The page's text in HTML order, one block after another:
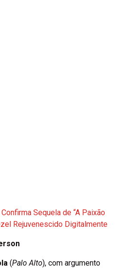
Sequela de “A Paixão
Rejuvenescido Digitalmente
(Palo Alto), com argumento